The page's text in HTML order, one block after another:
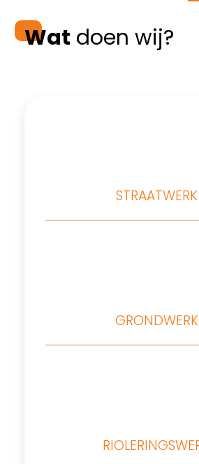
Wat doen wij?
STRAATWERK
GRONDWERK